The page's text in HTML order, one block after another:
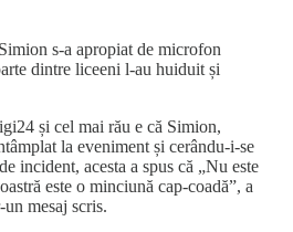
s-a apropiat de microfon
dintre liceeni l-au huiduit și
și cel mai rău e că Simion,
la eveniment și cerându-i-se
incident, acesta a spus că „Nu este
este o minciună cap-coadă”, a
mesaj scris.